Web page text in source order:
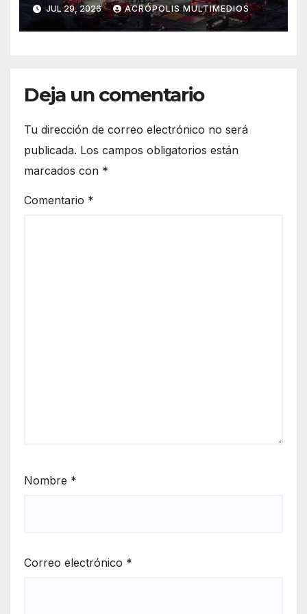
JUL 29, 2026 ACRÓPOLIS MULTIMEDIOS
Deja un comentario
Tu dirección de correo electrónico no será
publicada. Los campos obligatorios están
marcados con *
Comentario *
Nombre *
Correo electrónico *